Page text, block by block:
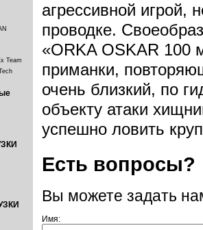
Team
агрессивной игрой,
проводке.
«ORKA OSKAR 100
приманки,
очень близкий, по
объекту атаки
успешно ловить
Есть вопросы?
Вы можете задать
Имя: